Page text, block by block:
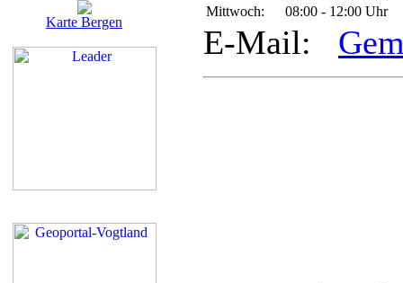
Karte Bergen
Mittwoch:
08:00 - 12:00 Uhr
E-Mail: